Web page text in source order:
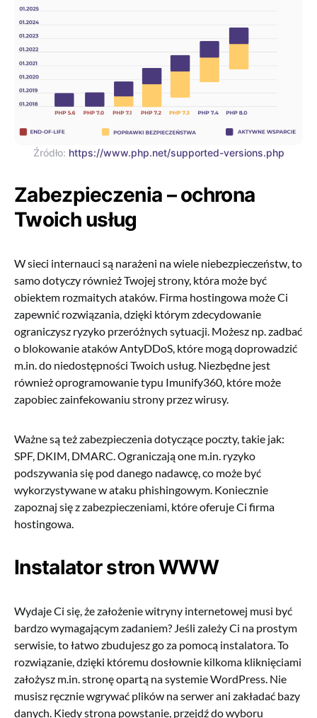
Źródło: https://www.php.net/supported-versions.php
Zabezpieczenia – ochrona
Twoich usług
W sieci internauci są narażeni na wiele niebezpieczeństw, to
samo dotyczy również Twojej strony, która może być
obiektem rozmaitych ataków. Firma hostingowa może Ci
zapewnić rozwiązania, dzięki którym zdecydowanie
ograniczysz ryzyko przeróżnych sytuacji. Możesz np. zadbać
o blokowanie ataków AntyDDoS, które mogą doprowadzić
m.in. do niedostępności Twoich usług. Niezbędne jest
również oprogramowanie typu Imunify360, które może
zapobiec zainfekowaniu strony przez wirusy.
Ważne są też zabezpieczenia dotyczące poczty, takie jak:
SPF, DKIM, DMARC. Ograniczają one m.in. ryzyko
podszywania się pod danego nadawcę, co może być
wykorzystywane w ataku phishingowym. Koniecznie
zapoznaj się z zabezpieczeniami, które oferuje Ci firma
hostingowa.
Instalator stron WWW
Wydaje Ci się, że założenie witryny internetowej musi być
bardzo wymagającym zadaniem? Jeśli zależy Ci na prostym
serwisie, to łatwo zbudujesz go za pomocą instalatora. To
rozwiązanie, dzięki któremu dosłownie kilkoma kliknięciami
założysz m.in. stronę opartą na systemie WordPress. Nie
musisz ręcznie wgrywać plików na serwer ani zakładać bazy
danych. Kiedy strona powstanie, przejdź do wyboru